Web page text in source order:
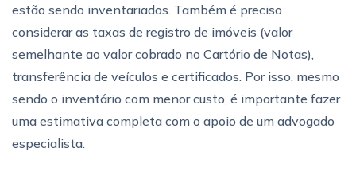
estão sendo inventariados. Também é preciso
considerar as taxas de registro de imóveis (valor
semelhante ao valor cobrado no Cartório de Notas),
transferência de veículos e certificados. Por isso, mesmo
sendo o inventário com menor custo, é importante fazer
uma estimativa completa com o apoio de um advogado
especialista.